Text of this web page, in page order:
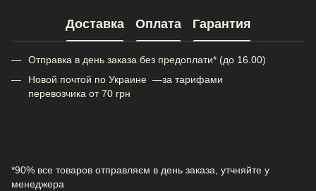
Доставка Оплата Гарантия
Отправка в день заказа без предоплати* (до 16.00)
Новой почтой по Украине —за тарифами
перевозчика от 70 грн
*90% все товаров отправляєм в день заказа, утчняйте у
менеджера